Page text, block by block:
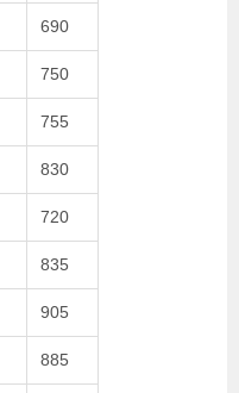
690
750
755
830
720
835
905
885